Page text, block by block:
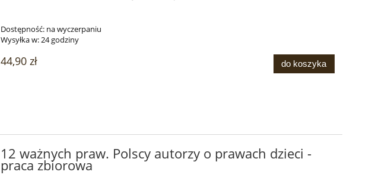
Dostępność: na wyczerpaniu
Wysyłka w:24 godziny
44,90 zł do koszyka
12 ważnych praw. Polscy autorzy o prawach dzieci -
praca zbiorowa